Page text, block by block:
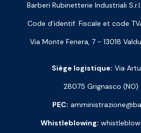
Barberi Rubinetterie Industriali
Code d’identif. Fiscale et code
Via Monte Fenera, 7 - 13018
Siège logistique: Via
28075 Grignasco (NO)
PEC:
Whistleblowing: